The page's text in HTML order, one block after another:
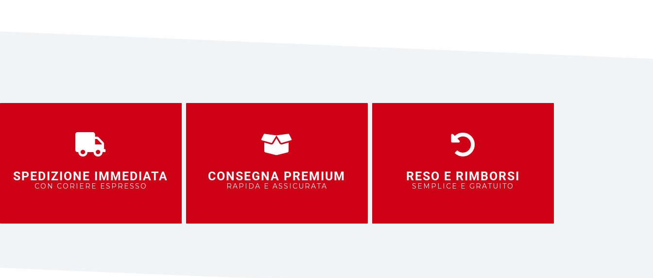
SPEDIZIONE IMMEDIATA
CON CORIERE ESPRESSO
CONSEGNA PREMIUM
RAPIDA E ASSICURATA
RESO E RIMBORSI
SEMPLICE E GRATUITO